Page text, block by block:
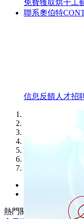
免費獲取烘干工
聯系奧伯特
信息反饋人才招
熱門關鍵詞： 熱泵烘